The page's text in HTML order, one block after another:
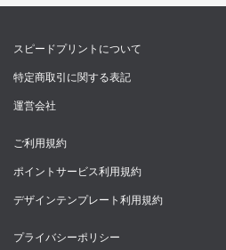
スピードプリントについて
特定商取引に関する表記
運営会社
ご利用規約
ポイントサービス利用規約
デザインテンプレート利用規約
プライバシーポリシー